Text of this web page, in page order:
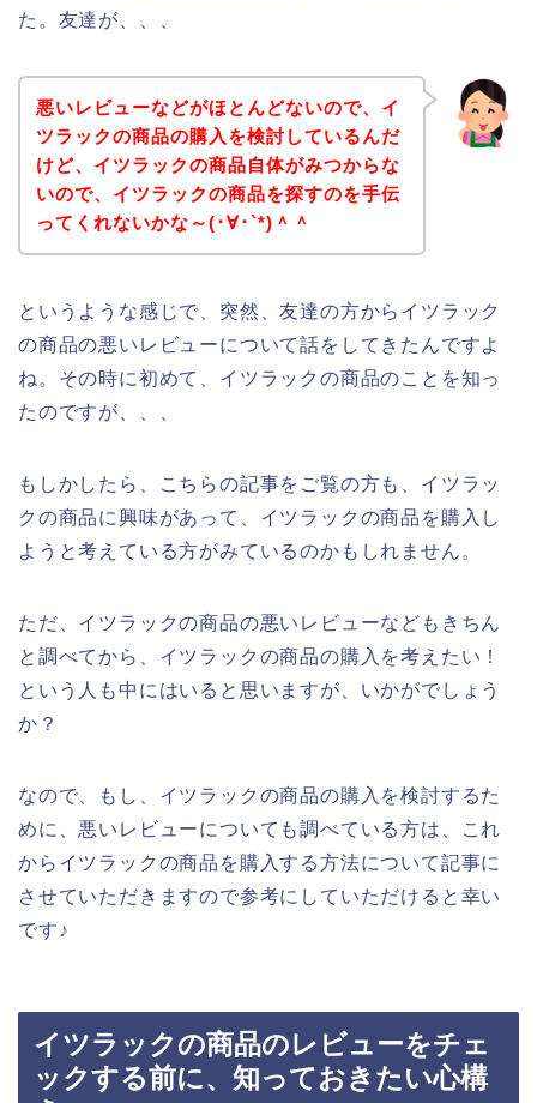
た。友達が、、、
悪いレビューなどがほとんどないので、イ
ツラックの商品の購入を検討しているんだ
けど、イツラックの商品自体がみつからな
いので、イツラックの商品を探すのを手伝
ってくれないかな～(･∀･`*)＾＾
というような感じで、突然、友達の方からイツラック
の商品の悪いレビューについて話をしてきたんですよ
ね。その時に初めて、イツラックの商品のことを知っ
たのですが、、、
もしかしたら、こちらの記事をご覧の方も、イツラッ
クの商品に興味があって、イツラックの商品を購入し
ようと考えている方がみているのかもしれません。
ただ、イツラックの商品の悪いレビューなどもきちん
と調べてから、イツラックの商品の購入を考えたい！
という人も中にはいると思いますが、いかがでしょう
か？
なので、もし、イツラックの商品の購入を検討するた
めに、悪いレビューについても調べている方は、これ
からイツラックの商品を購入する方法について記事に
させていただきますので参考にしていただけると幸い
です♪
イツラックの商品のレビューをチェ
ックする前に、知っておきたい心構